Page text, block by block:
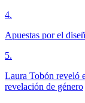
4.
Apuestas por el
5.
Laura Tobón reveló
revelación de género